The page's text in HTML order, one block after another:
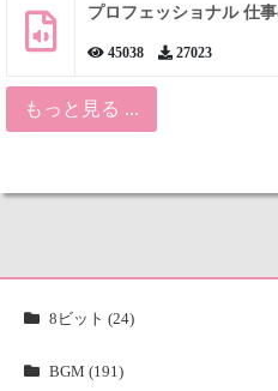
プロフェッショナル 仕
45038 27023
もっと見る ...
8ビット (24)
BGM (191)